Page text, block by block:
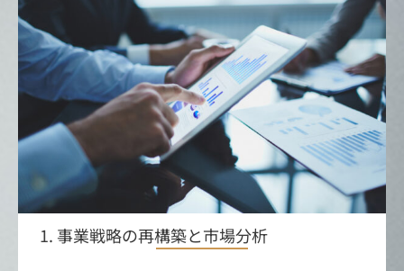
1. 事業戦略の再構築と市場分析